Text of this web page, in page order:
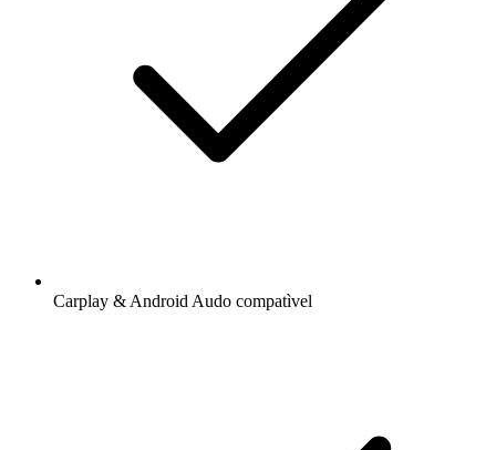
Carplay & Android Audo compatìvel